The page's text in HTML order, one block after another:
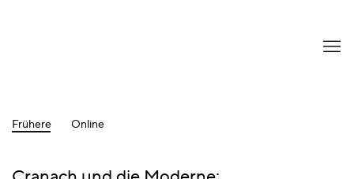
Frühere Online